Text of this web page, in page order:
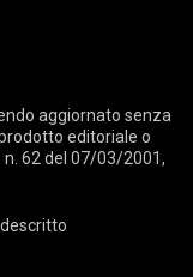
aggiornato senza
editoriale o
62 del 07/03/2001,